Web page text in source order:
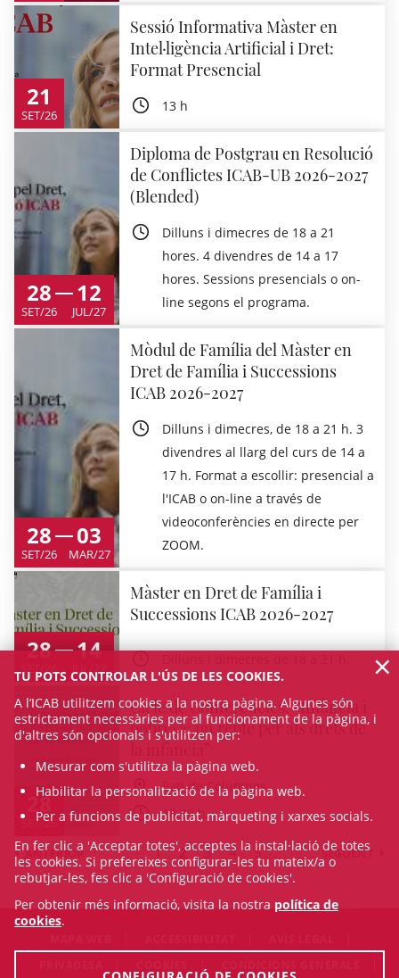
21
SET/26
Sessió Informativa Màster en
Intel·ligència Artificial i Dret:
Format Presencial
13 h
28
SET/26
12
JUL/27
Diploma de Postgrau en Resolució
de Conflictes ICAB-UB 2026-2027
(Blended)
Dilluns i dimecres de 18 a 21
hores. 4 divendres de 14 a 17
hores. Sessions presencials o on-
line segons el programa.
28
SET/26
03
MAR/27
Mòdul de Família del Màster en
Dret de Família i Successions
ICAB 2026-2027
Dilluns i dimecres, de 18 a 21 h. 3
divendres al llarg del curs de 14 a
17 h. Format a escollir: presencial a
l'ICAB o on-line a través de
videoconferències en directe per
ZOOM.
28
SET/26
14
JUL/27
Màster en Dret de Família i
Successions ICAB 2026-2027
28
SET/26
Cicle de Conferències: “Infància i
pobresa: un repte per als drets de
Pati de Columnes
18.30 h
ANTERIOR 1 2 3 4 5 SEGÜENT
TU POTS CONTROLAR L'ÚS DE LES COOKIES.
A l’ICAB utilitzem cookies a la nostra pàgina. Algunes són
estrictament necessàries per al funcionament de la pàgina, i
d'altres són opcionals i s'utilitzen per:
Mesurar com s'utilitza la pàgina web.
Habilitar la personalització de la pàgina web.
Per a funcions de publicitat, màrqueting i xarxes socials.
En fer clic a 'Acceptar totes', acceptes la instal·lació de totes
les cookies. Si prefereixes configurar-les tu mateix/a o
rebutjar-les, fes clic a 'Configuració de cookies'.
Per obtenir més informació, visita la nostra política de
cookies.
×